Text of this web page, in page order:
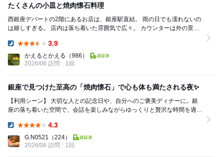
たくさんの小皿と焼肉懐石料理
西銀座デパートの2階にあるお店は、銀座駅直結。 雨の日でも濡れないの
は嬉しすぎる。 店内は落ち着いた雰囲気で広々。 カウンターは外の景色
3.9
かえるとかえる （986）
2026/06 訪問
1回
銀座で見つけた至高の「焼肉懐石」で心も体も満たされる夜✨
【利用シーン】 大切な人との記念日や、自分へのご褒美ディナーに。銀
座の落ち着いた空間で、会話を楽しみながらゆっくりと贅沢な時間を過ご
4.3
G.N0521 （224）
2026/06 訪問
1回